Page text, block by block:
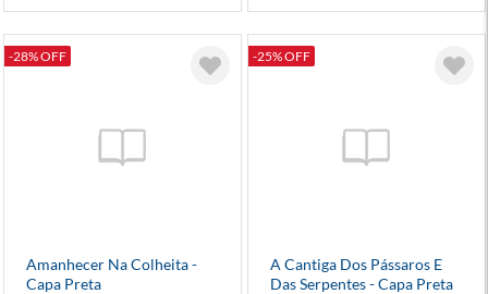
-28% OFF
Amanhecer Na Colheita -
Capa Preta
-25% OFF
A Cantiga Dos Pássaros E
Das Serpentes - Capa Preta